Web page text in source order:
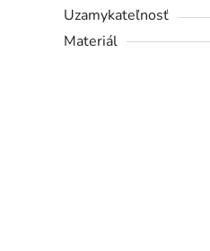
Uzamykateľnosť
Materiál